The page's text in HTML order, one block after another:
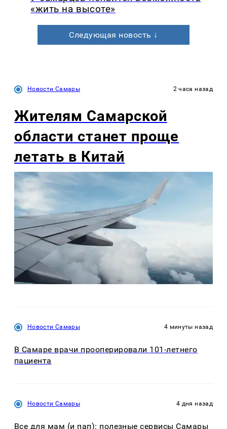
«жить на высоте»
Следующая новость ↓
Новости Самары 2 часа назад
Жителям Самарской
области станет проще
летать в Китай
Новости Самары 4 минуты назад
В Самаре врачи прооперировали 101-летнего
пациента
Новости Самары 4 дня назад
Все для мам (и пап): полезные сервисы Самары